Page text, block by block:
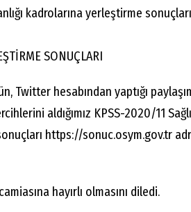
kadrolarına yerleştirme
SONUÇLARI
Twitter hesabından yaptığı
aldığımız KPSS-2020/11
https://sonuc.osym.gov.tr
hayırlı olmasını diledi.